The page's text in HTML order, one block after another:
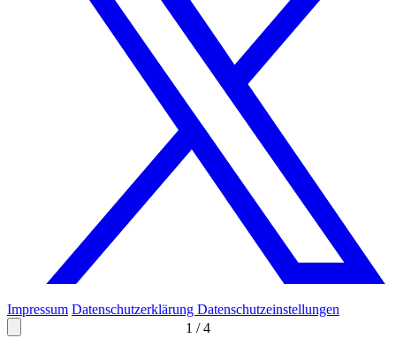
1 /4
Impressum Datenschutzerklärung Datenschutzeinstellungen